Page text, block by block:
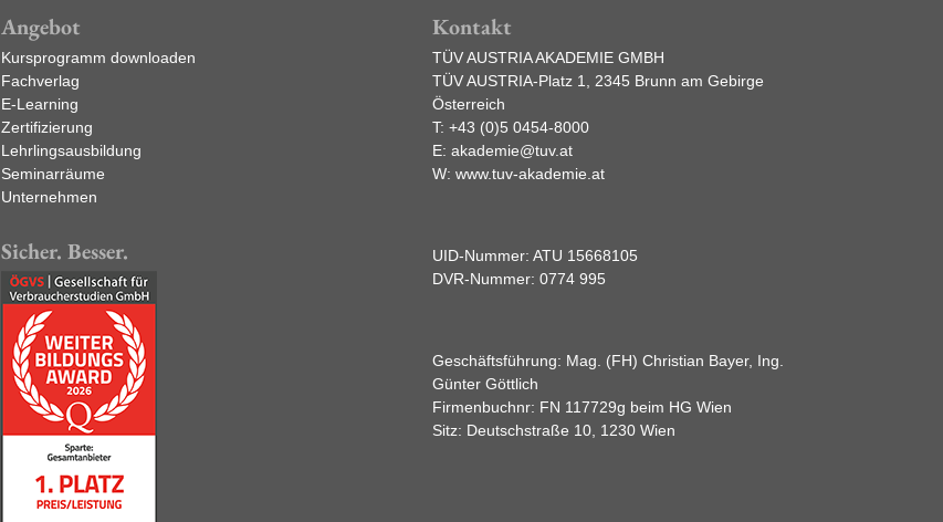
Angebot
Kursprogramm downloaden
Fachverlag
E-Learning
Zertifizierung
Lehrlingsausbildung
Seminarräume
Unternehmen
Sicher. Besser.
Kontakt
TÜV AUSTRIA AKADEMIE GMBH
TÜV AUSTRIA-Platz 1, 2345 Brunn am Gebirge
Österreich
T: +43 (0)5 0454-8000
E: akademie@tuv.at
W: www.tuv-akademie.at
UID-Nummer: ATU 15668105
DVR-Nummer: 0774 995
Geschäftsführung: Mag. (FH) Christian Bayer, Ing.
Günter Göttlich
Firmenbuchnr: FN 117729g beim HG Wien
Sitz: Deutschstraße 10, 1230 Wien